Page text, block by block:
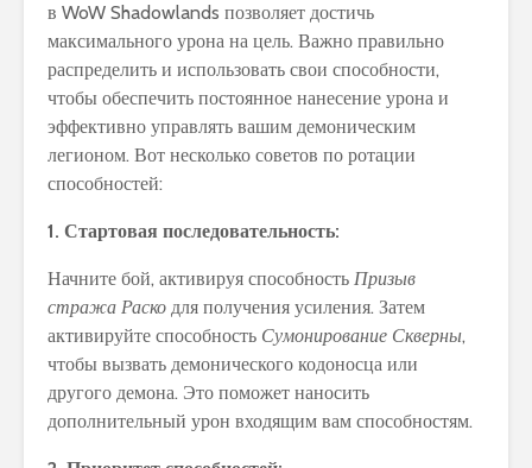
в WoW Shadowlands позволяет достичь
максимального урона на цель. Важно правильно
распределить и использовать свои способности,
чтобы обеспечить постоянное нанесение урона и
эффективно управлять вашим демоническим
легионом. Вот несколько советов по ротации
способностей:
1. Стартовая последовательность:
Начните бой, активируя способность Призыв
стража Раско для получения усиления. Затем
активируйте способность Сумонирование Скверны,
чтобы вызвать демонического кодоносца или
другого демона. Это поможет наносить
дополнительный урон входящим вам способностям.